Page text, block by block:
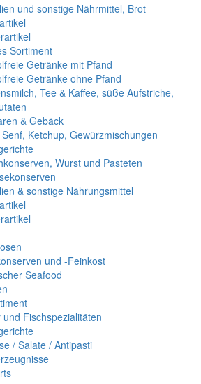
und sonstige Nährmittel, Brot
Sortiment
Getränke mit Pfand
Getränke ohne Pfand
Tee & Kaffee, süße Aufstriche,
& Gebäck
Ketchup, Gewürzmischungen
Wurst und Pasteten
& sonstige Nährungsmittel
und -Feinkost
Seafood
und Fischspezialitäten
/ Salate / Antipasti